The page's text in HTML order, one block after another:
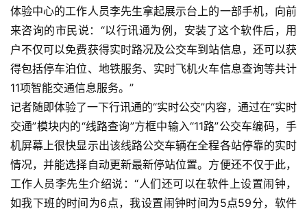
体验中心的工作人员李先生拿起展示台上的一部手机，向前
来咨询的市民说：“以行讯通为例，安装了这个软件后，用
户不仅可以免费获得实时路况及公交车到站信息，还可以获
得包括停车泊位、地铁服务、实时飞机火车信息查询等共计
11项智能交通信息服务。”
记者随即体验了一下行讯通的“实时公交”内容，通过在“实时
交通”模块内的“线路查询”方框中输入“11路”公交车编码，手
机屏幕上很快显示出该线路公交车辆在全程各站停靠的实时
情况，并能选择自动更新最新停站位置。方便还不仅于此，
工作人员李先生介绍说：“人们还可以在软件上设置闹钟，
如我下班的时间为6点，我设置闹钟时间为5点59分，软件